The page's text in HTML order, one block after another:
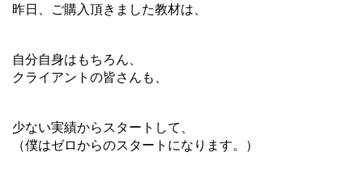
昨日、ご購入頂きました教材は、
自分自身はもちろん、
クライアントの皆さんも、
少ない実績からスタートして、
（僕はゼロからのスタートになります。）